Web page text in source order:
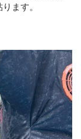
ます。